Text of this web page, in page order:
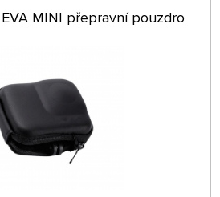
MINI přepravní pouzdro